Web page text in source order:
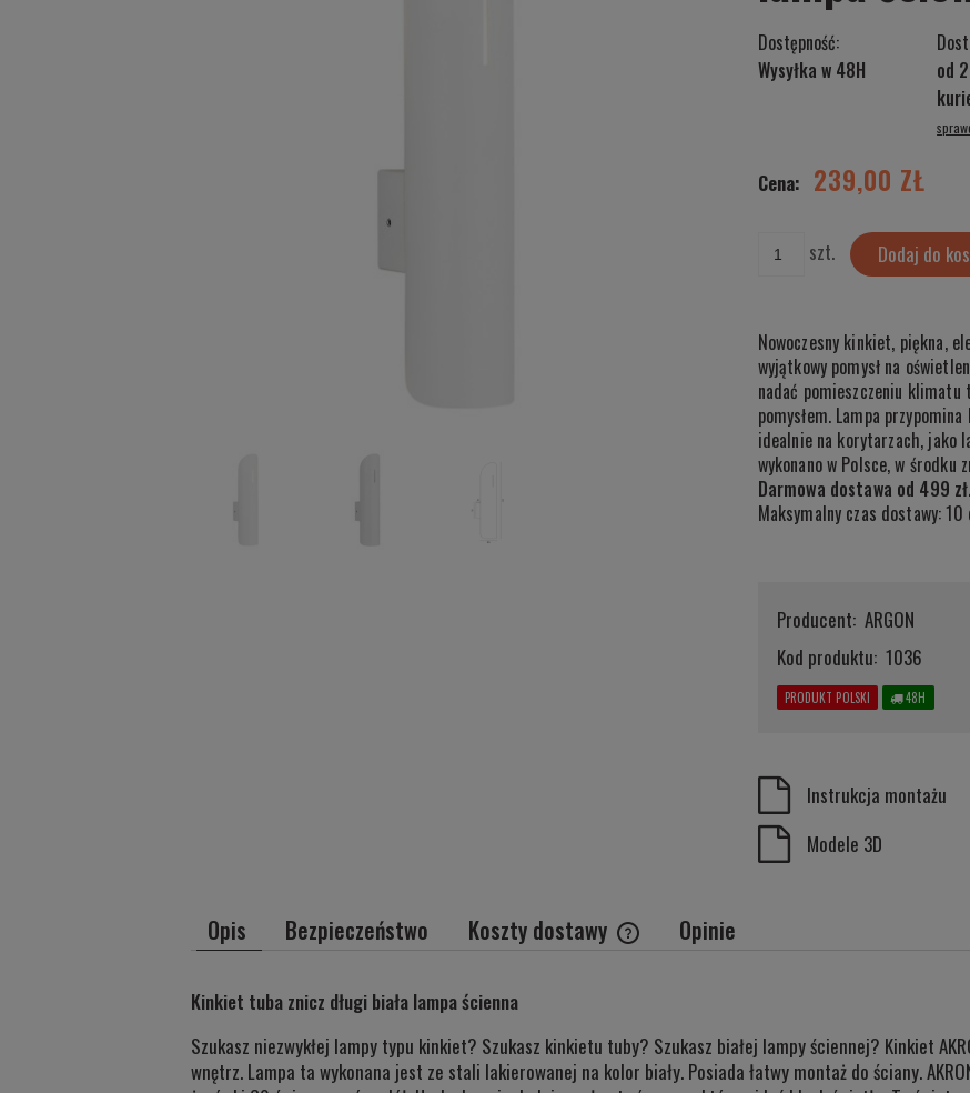
Dostępność:
Wysyłka w 48H
od
płatnościCena: 239,00 ZŁ
szt. Dodaj do
Nowoczesny kinkiet, piękna,
wyjątkowy pomysł na
nadać pomieszczeniu klimatu
pomysłem. Lampa
idealnie na korytarzach, jako
wykonano w Polsce, w środku
Darmowa dostawa od 499 zł.
Maksymalny czas dostawy:
Producent: ARGON
Kod produktu: 1036
PRODUKT POLSKI 48H
Instrukcja montażu
Modele 3D
Opis Bezpieczeństwo Koszty dostawy Opinie
Kinkiet tuba znicz długi biała lampa ścienna
Szukasz niezwykłej lampy typu kinkiet? Szukasz kinkietu tuby? Szukasz białej lampy ściennej? Kinkiet
wnętrz. Lampa ta wykonana jest ze stali lakierowanej na kolor biały. Posiada łatwy montaż do ściany.